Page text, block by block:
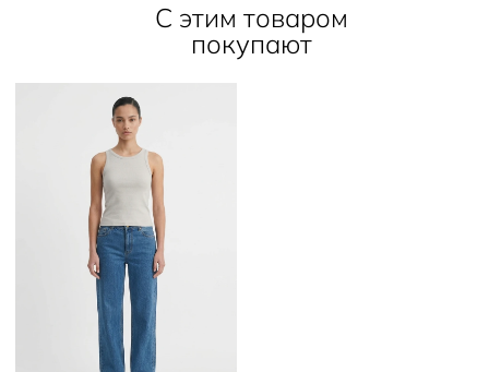
С этим товаром
покупают